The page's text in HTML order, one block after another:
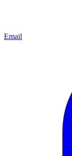
Email